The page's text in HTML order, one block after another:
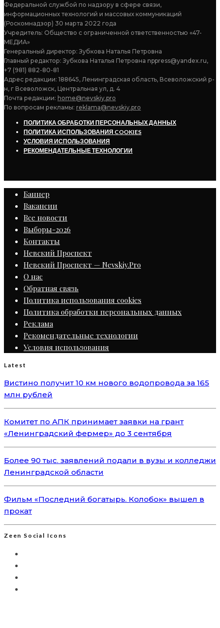
Федеральной службой по надзору в сфере связи,
информационных технологий и массовых коммуникаций
(Роскомнадзор) 30 марта 2022 года
Учредитель: Общество с ограниченной ответственностью «47-
МЕДИА»
Генеральный директор: Зубкова Наталья Петровна
Главный редактор: Зубкова Наталья Петровна nppress@yandex.ru,
+7 (981) 882-80-81
Адрес редакции: 188645, Ленинградская область, Всеволожский р-
н, г Всеволожск, Центральная ул, д. 4
Почта редакции: home@nevskiy.pro
По вопросам рекламы: reklama@nevskiy.pro
ПОЛИТИКА ОБРАБОТКИ ПЕРСОНАЛЬНЫХ ДАННЫХ
ПОЛИТИКА ИСПОЛЬЗОВАНИЯ COOKIES
УСЛОВИЯ ИСПОЛЬЗОВАНИЯ
РЕКОМЕНДАТЕЛЬНЫЕ ТЕХНОЛОГИИ
Баннер
Вакансии
Все новости
Выборы-2026
Контакты
Невский Проспект
Невский Проспект — Nevskiy.Pro
О нас
Обратная связь
Политика использования cookies
Политика обработки персональных данных
Реклама
Рекомендательные технологии
Условия использования
Latest
Вистино получит 10 км нового водопровода за 165
млн рублей
Комитет по АПК принимает заявки на грант
«Ленинградский фермер» до 3 сентября
Более 90 тыс. заявлений подали в вузы и колледжи
Ленинградской области
Фильм «Последний богатырь. Колобок» вышел в
прокат
Zeen Social Icons